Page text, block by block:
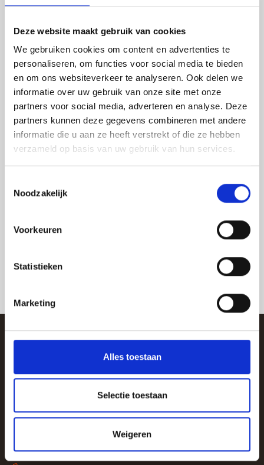
Deze website maakt gebruik van cookies
We gebruiken cookies om content en advertenties te
personaliseren, om functies voor social media te bieden
en om ons websiteverkeer te analyseren. Ook delen we
informatie over uw gebruik van onze site met onze
partners voor social media, adverteren en analyse. Deze
partners kunnen deze gegevens combineren met andere
informatie die u aan ze heeft verstrekt of die ze hebben
verzameld op basis van uw gebruik van hun services.
Noodzakelijk
Voorkeuren
Statistieken
Marketing
Alles toestaan
Selectie toestaan
Weigeren
2. indien u uw persoonsgegevens wilt laten aanpassen;
3. indien u uw persoonsgegevens wilt laten verwijderen;
4. indien u wilt dat wij uw persoonsgegevens beperkt
verwerken;
5. indien u bezwaar wenst te maken.
U kunt dit verzoek indienen via het emailadres
info@springbehaviour.com of via het postadres:
Springbehaviour B.V.
5261 BE VUGHT
Nederland
Taalstraat 36
info@springbehaviour.com